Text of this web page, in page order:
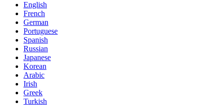
English
French
German
Portuguese
Spanish
Russian
Japanese
Korean
Arabic
Irish
Greek
Turkish